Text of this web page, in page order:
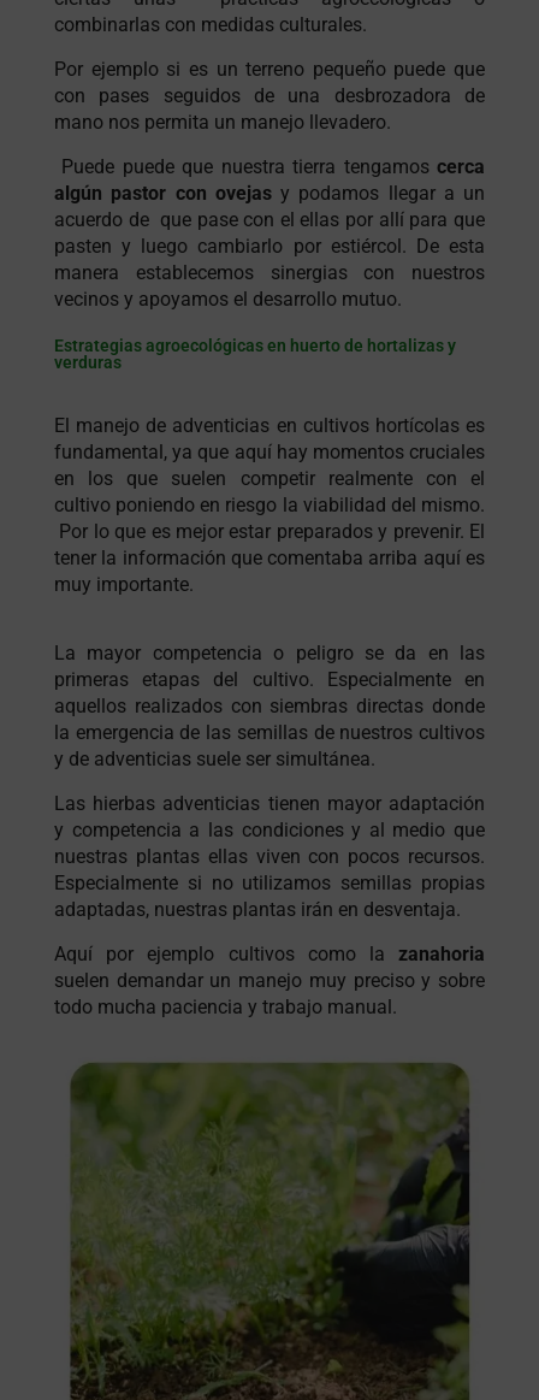
combinarlas con medidas culturales.
Por ejemplo si es un terreno pequeño puede que
con pases seguidos de una desbrozadora de
mano nos permita un manejo llevadero.
Puede puede que nuestra tierra tengamos cerca
algún pastor con ovejasy podamos llegar a un
acuerdo de que pase con el ellas por allí para que
pasten y luego cambiarlo por estiércol. De esta
manera establecemos sinergias con nuestros
vecinos y apoyamos el desarrollo mutuo.
Estrategias agroecológicas en huerto de hortalizas y
verduras
El manejo de adventicias en cultivos hortícolas es
fundamental, ya que aquí hay momentos cruciales
en los que suelen competir realmente con el
cultivo poniendo en riesgo la viabilidad del mismo.
Por lo que es mejor estar preparados y prevenir. El
tener la información que comentaba arriba aquí es
muy importante.
La mayor competencia o peligro se da en las
primeras etapas del cultivo. Especialmente en
aquellos realizados con siembras directas donde
la emergencia de las semillas de nuestros cultivos
y de adventicias suele ser simultánea.
Las hierbas adventicias tienen mayor adaptación
y competencia a las condiciones y al medio que
nuestras plantas ellas viven con pocos recursos.
Especialmente si no utilizamos semillas propias
adaptadas, nuestras plantas irán en desventaja.
Aquí por ejemplo cultivos como la zanahoria
suelen demandar un manejo muy preciso y sobre
todo mucha paciencia y trabajo manual.